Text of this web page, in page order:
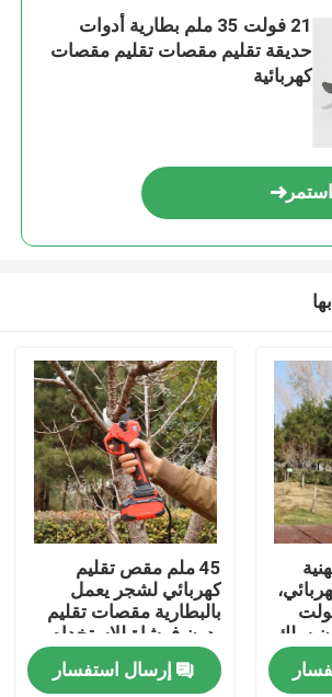
21 فولت 35 ملم بطارية أدوات
حديقة تقليم مقصات تقليم مقصات
كهربائية
استمر
25 فولت
سلك
45 ملم مقص تقليم
كهربائي لشجر يعمل
بالبطارية مقصات تقليم
بدون فرشاة للاستخدام
في الحديقة
إرسال استفسار